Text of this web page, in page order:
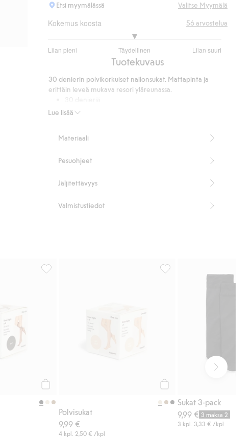
Etsi myymälässä Valitse Myymälä
Kokemus koosta
Liian pieni Täydellinen Liian suuri
/
ääneen
56 arvostelua
Tuotekuvaus
Lue lisää
30 denierin polvikorkuiset nailonsukat. Mattapinta ja
erittäin leveä mukava resori yläreunassa.
Erittäin leveä resori yläreunassa
90 % kierrätettyä polyamidia.
Kierrätettyä polyamidia sisältävä sekoitekangas
Materiaali
Pesuohjeet
Jäljitettävyys
Valmistustiedot
Polvisukat
9,99 €
4 kpl. 2,50 € /kpl
Sukat 3-pack
9,99 € 3 maksa 2
3 kpl. 3,33 € /kpl